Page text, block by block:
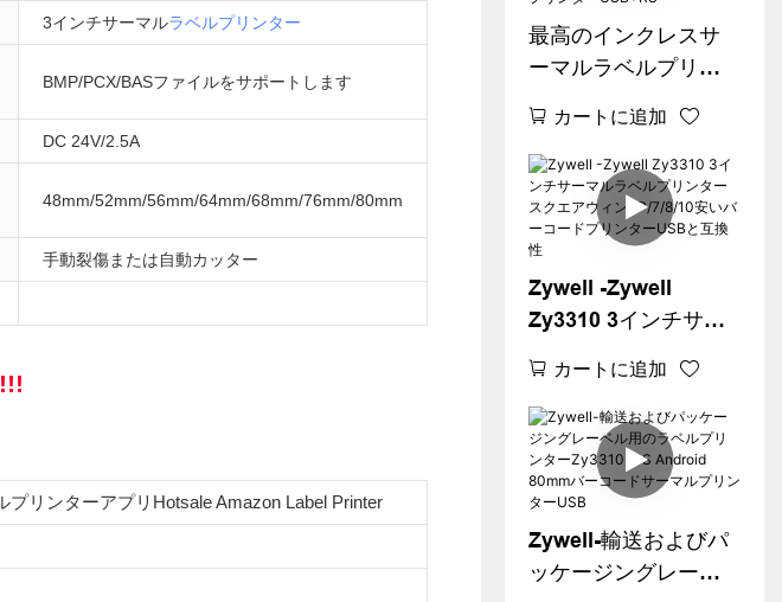
最高のインクレスサ
ーマルラベルプリン
iOS System ZY3310
Bluetoothステッカー
バーコードQRコード
プリンターUSB+RS
カートに追加
Zywell -Zywell
Zy3310 3インチサー
ースクエアウィン
XP/7/8/10安いバーコ
ードプリンターUSB
と互換性
カートに追加
Zywell-輸送およびパ
ッケージングレーベ
3インチサーマルラベルプリンター
BMP/PCX/BASファイルをサポートします
DC 24V/2.5A
48mm/52mm/56mm/64mm/68mm/76mm/80mm
手動裂傷または自動カッター
リンターアプリHotsale Amazon Label Printer